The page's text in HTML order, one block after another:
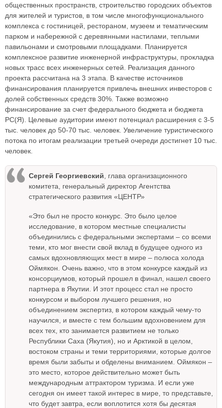
общественных пространств, строительство городских объектов
для жителей и туристов, в том числе многофункционального
комплекса с гостиницей, рестораном, музеем и тематическим
парком и набережной с деревянными настилами, теплыми
павильонами и смотровыми площадками. Планируется
комплексное развитие инженерной инфраструктуры, прокладка
новых трасс всех инженерных сетей. Реализация данного
проекта рассчитана на 3 этапа. В качестве источников
финансирования планируется привлечь внешних инвесторов с
долей собственных средств 30%. Также возможно
финансирование за счет федерального бюджета и бюджета
РС(Я). Целевые аудитории имеют потенциал расширения с 3-5
тыс. человек до 50-70 тыс. человек. Увеличение туристического
потока по итогам реализации третьей очереди достигнет 10 тыс.
человек.
Сергей Георгиевский , глава организационного
комитета, генеральный директор Агентства
стратегического развития «ЦЕНТР»
«Это был не просто конкурс. Это было целое
исследование, в котором местные специалисты
объединились с федеральными экспертами – со всеми
теми, кто мог внести свой вклад в будущее одного из
самых вдохновляющих мест в мире – полюса холода
Оймякон. Очень важно, что в этом конкурсе каждый из
консорциумов, который прошел в финал, нашел своего
партнера в Якутии. И этот процесс стал не просто
конкурсом и выбором лучшего решения, но
объединением экспертиз, в котором каждый чему-то
научился, и вместе с тем большим вдохновением для
всех тех, кто занимается развитием не только
Республики Саха (Якутия), но и Арктикой в целом,
востоком страны и теми территориями, которые долгое
время были забыты и обделены вниманием. Оймякон –
это место, которое действительно может быть
международным аттрактором туризма. И если уже
сегодня он имеет такой интерес в мире, то представьте,
что будет завтра, если воплотится хотя бы десятая